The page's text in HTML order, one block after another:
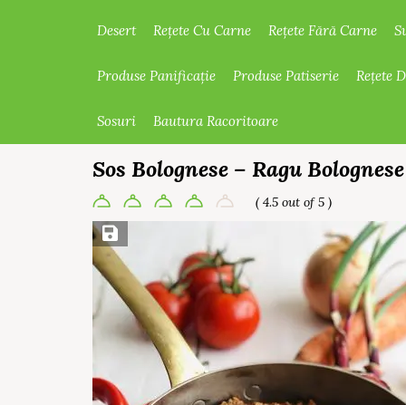
Desert Rețete Cu Carne Rețete Fără Carne
Produse Panificație Produse Patiserie Rețete
Sosuri Bautura Racoritoare
Sos Bolognese – Ragu
( 4.5 out of 5 )
Save Recipe